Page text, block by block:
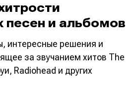
песен и альбомов
интересные решения и
за звучанием хитов The
Radiohead и других